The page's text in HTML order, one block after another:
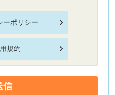
ーポリシー
規約